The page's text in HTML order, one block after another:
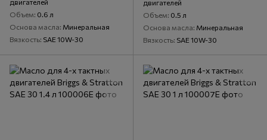
двигателей
Объем 0.6 л
Основа масла Минеральная
Вязкость SAE 10W-30
двигателей
Объем 0.5 л
Основа масла Минеральная
Вязкость SAE 10W-30